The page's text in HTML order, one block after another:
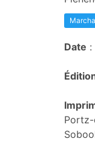
Date :